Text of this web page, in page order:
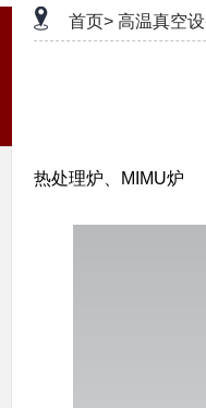
首页> 高温真空
热处理炉、MIMU炉